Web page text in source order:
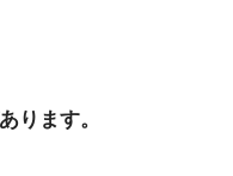
ります。